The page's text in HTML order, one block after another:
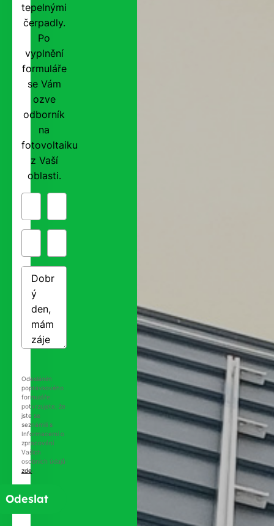
tepelnými
čerpadly.
Po
vyplnění
formuláře
se Vám
ozve
odborník
na
fotovoltaiku
z Vaší
oblasti.
Odesláním
poptávkového
formuláře
potvrzujete, že
jste se
seznámili s
Informacemi o
zpracování
Vašich
osobních údajů
zde